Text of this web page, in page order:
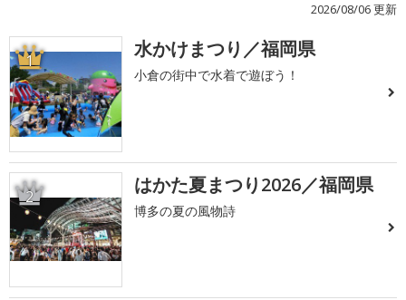
2026/08/06 更新
1 水かけまつり／福岡県
小倉の街中で水着で遊ぼう！
2 はかた夏まつり2026／福岡県
博多の夏の風物詩